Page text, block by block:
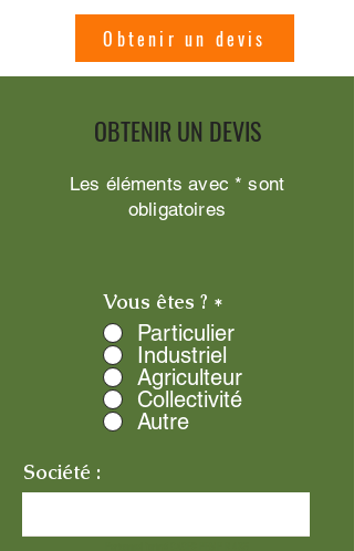
Obtenir un devis
OBTENIR UN DEVIS
Les éléments avec * sont
obligatoires
Vous êtes ? *
Particulier
Industriel
Agriculteur
Collectivité
Autre
Société :